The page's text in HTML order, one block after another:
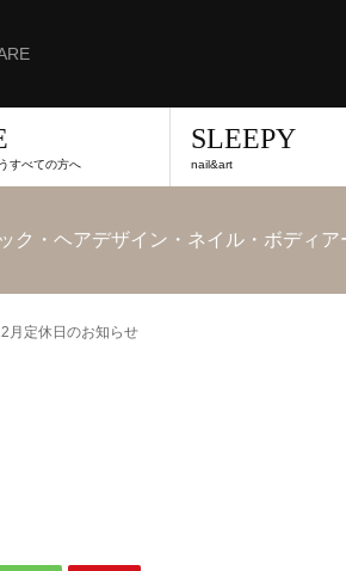
すべての方へ
SLEEPY
nail&art
ク・ヘアデザイン・ネイル・ボディ
月定休日のお知らせ